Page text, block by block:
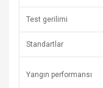
Test gerilimi
Standartlar
Yangın performansı